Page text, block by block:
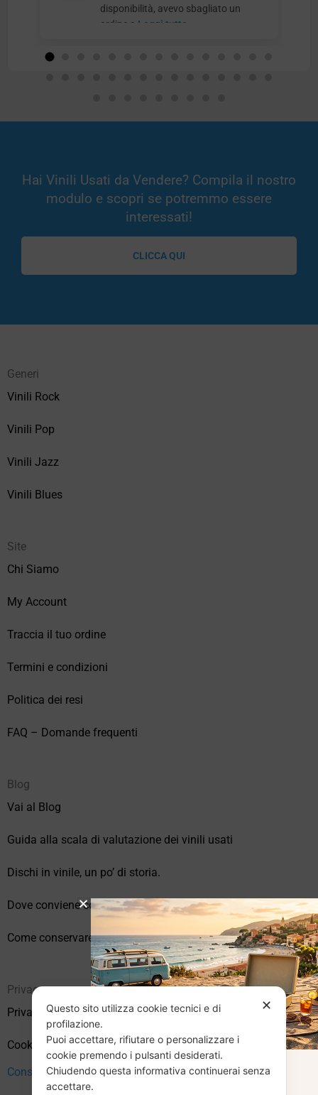
disponibilità, avevo sbagliato un
ordine e Leggi tutto
Hai Vinili Usati da Vendere? Compila il nostro
modulo e scopri se potremmo essere
interessati!
CLICCA QUI
Generi
Vinili Rock
Vinili Pop
Vinili Jazz
Vinili Blues
Site
Chi Siamo
My Account
Traccia il tuo ordine
Termini e condizioni
Politica dei resi
FAQ – Domande frequenti
Blog
Vai al Blog
Guida alla scala di valutazione dei vinili usati
Dischi in vinile, un po’ di storia.
Dove conviene comprare vinili online?
Come conservare correttamente i vinili usati
Privacy
Privacy Policy
Cookie Policy (UE)
Consenso
✕
Questo sito utilizza cookie tecnici e di
profilazione.
Puoi accettare, rifiutare o personalizzare i
cookie premendo i pulsanti desiderati.
Chiudendo questa informativa continuerai senza
accettare.